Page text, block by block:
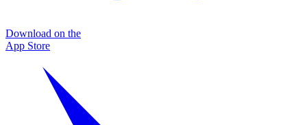
Download on the
App Store